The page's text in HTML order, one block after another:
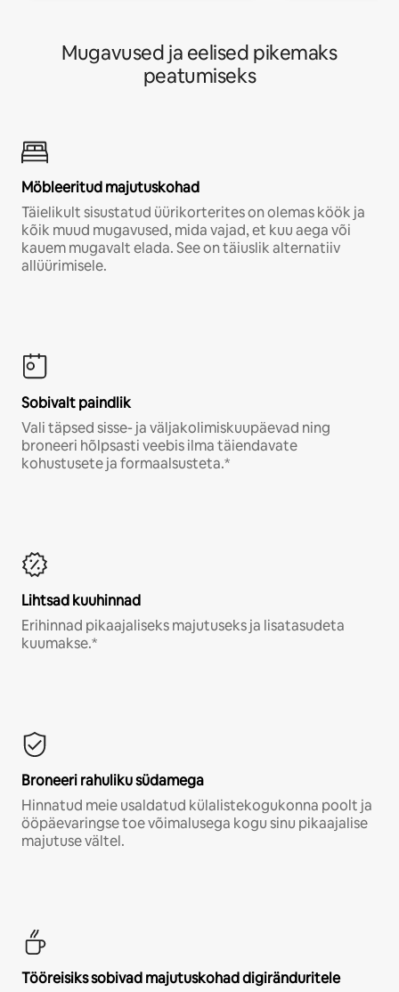
Mugavused ja eelised pikemaks
peatumiseks
Möbleeritud majutuskohad
Täielikult sisustatud üürikorterites on olemas köök ja
kõik muud mugavused, mida vajad, et kuu aega või
kauem mugavalt elada. See on täiuslik alternatiiv
allüürimisele.
Sobivalt paindlik
Vali täpsed sisse- ja väljakolimiskuupäevad ning
broneeri hõlpsasti veebis ilma täiendavate
kohustusete ja formaalsusteta.*
Lihtsad kuuhinnad
Erihinnad pikaajaliseks majutuseks ja lisatasudeta
kuumakse.*
Broneeri rahuliku südamega
Hinnatud meie usaldatud külalistekogukonna poolt ja
ööpäevaringse toe võimalusega kogu sinu pikaajalise
majutuse vältel.
Tööreisiks sobivad majutuskohad digiränduritele